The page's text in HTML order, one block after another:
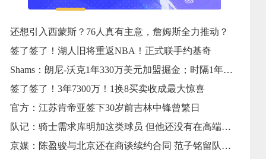
还想引入西蒙斯？76人真有主意，詹姆斯全力推动？
签了签了！湖人旧将重返NBA！正式联手约基奇
Shams：朗尼-沃克1年330万美元加盟掘金；时隔1年半重返NBA
签了签了！3年7300万！1换8买卖收成最大惊喜
官方：江苏肯帝亚签下30岁前吉林中锋曾繁日
队记：骑士需求库明加这类球员 但他还没有在高端局证明过自己
京媒：陈盈骏与北京还在商谈续约合同 范子铭留队的概率越来越大